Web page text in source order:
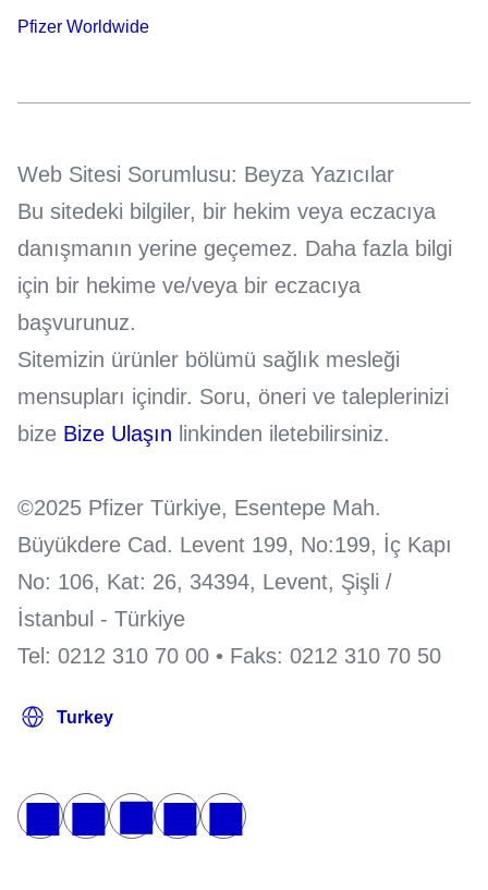
Pfizer Worldwide
Web Sitesi Sorumlusu: Beyza Yazıcılar
Bu sitedeki bilgiler, bir hekim veya eczacıya
danışmanın yerine geçemez. Daha fazla bilgi
için bir hekime ve/veya bir eczacıya
başvurunuz.
Sitemizin ürünler bölümü sağlık mesleği
mensupları içindir. Soru, öneri ve taleplerinizi
bize Bize Ulaşın linkinden iletebilirsiniz.
©2025 Pfizer Türkiye, Esentepe Mah.
Büyükdere Cad. Levent 199, No:199, İç Kapı
No: 106, Kat: 26, 34394, Levent, Şişli /
İstanbul - Türkiye
Tel: 0212 310 70 00 • Faks: 0212 310 70 50